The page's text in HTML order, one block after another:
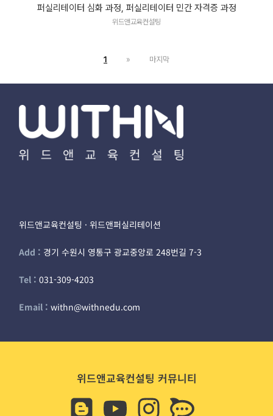
퍼실리테이터 심화 과정, 퍼실리테이터 민간 자격증 과정
위드앤교육컨설팅
1 » 마지막
위드앤교육컨설팅 · 위드앤퍼실리테이션
Add : 경기 수원시 영통구 광교중앙로 248번길 7-3
Tel :031-309-4203
Email : withn@withnedu.com
위드앤교육컨설팅 커뮤니티